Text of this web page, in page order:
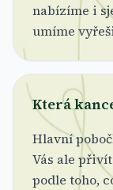
nabízíme i
umíme
Která
Hlavní
Vás ale
podle toho,